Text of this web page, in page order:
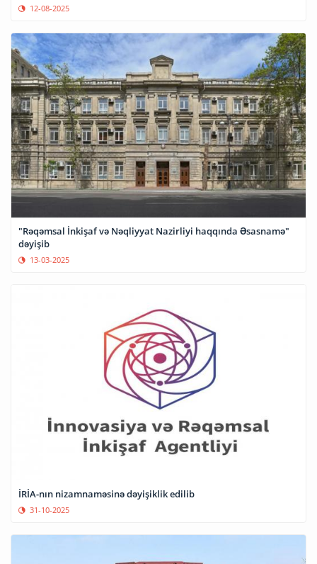
12-08-2025
"Rəqəmsal İnkişaf və Nəqliyyat Nazirliyi haqqında Əsasnamə"
dəyişib
13-03-2025
İRİA-nın nizamnaməsinə dəyişiklik edilib
31-10-2025